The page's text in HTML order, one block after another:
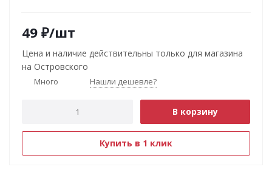
49 ₽/шт
Цена и наличие действительны только для магазина
на Островского
Много Нашли дешевле?
В корзину
Купить в 1 клик